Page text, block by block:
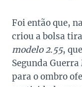
Foi então que,
criou a bolsa
modelo 2.55,
Segunda
para o ombro